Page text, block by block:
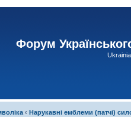
Форум
‹ Нарукавні емблеми (патчі)